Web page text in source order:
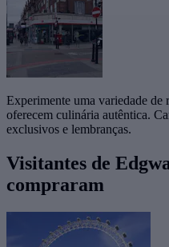
Experimente uma variedade de
oferecem culinária autêntica.
exclusivos e lembranças.
Visitantes de
compraram